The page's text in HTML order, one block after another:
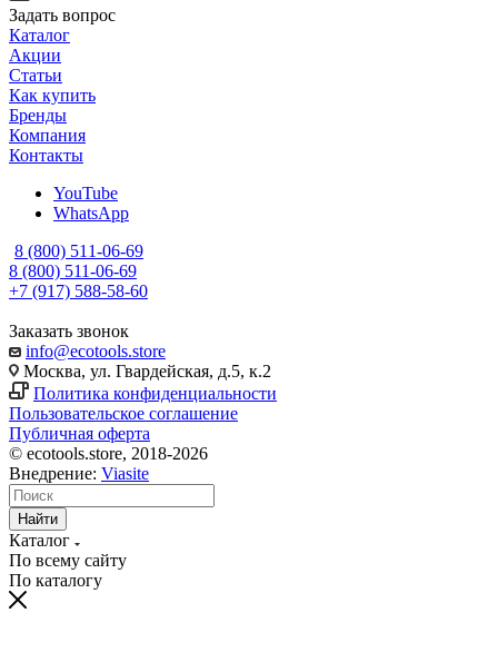
Задать вопрос
Каталог
Акции
Статьи
Как купить
Бренды
Компания
Контакты
YouTube
WhatsApp
8 (800) 511-06-69
8 (800) 511-06-69
+7 (917) 588-58-60
Заказать звонок
info@ecotools.store
Москва, ул. Гвардейская, д.5, к.2
Политика конфиденциальности
Пользовательское соглашение
Публичная оферта
© ecotools.store, 2018-2026
Внедрение: Viasite
Найти
Каталог
По всему сайту
По каталогу